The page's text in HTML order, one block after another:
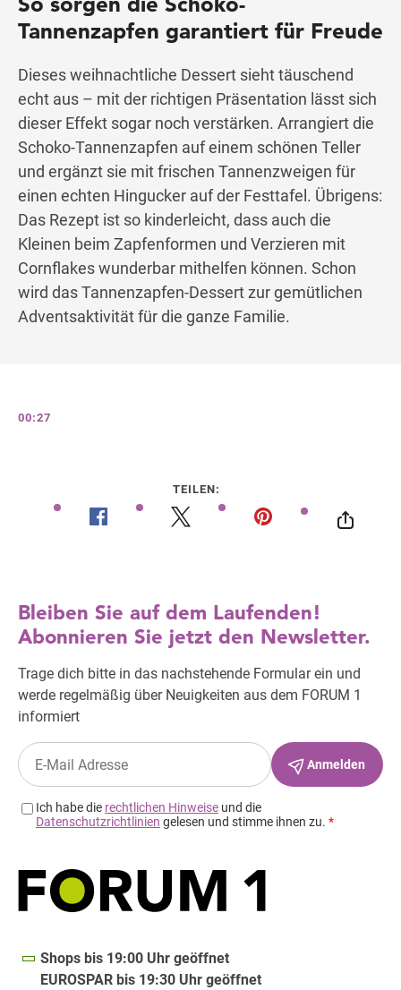
Tannenzapfen garantiert für Freude
Dieses weihnachtliche Dessert sieht täuschend
echt aus – mit der richtigen Präsentation lässt sich
dieser Effekt sogar noch verstärken. Arrangiert die
Schoko-Tannenzapfen auf einem schönen Teller
und ergänzt sie mit frischen Tannenzweigen für
einen echten Hingucker auf der Festtafel. Übrigens:
Das Rezept ist so kinderleicht, dass auch die
Kleinen beim Zapfenformen und Verzieren mit
Cornflakes wunderbar mithelfen können. Schon
wird das Tannenzapfen-Dessert zur gemütlichen
Adventsaktivität für die ganze Familie.
00:27
TEILEN:
Shops bis 19:00 Uhr geöffnet
EUROSPAR bis 19:30 Uhr geöffnet